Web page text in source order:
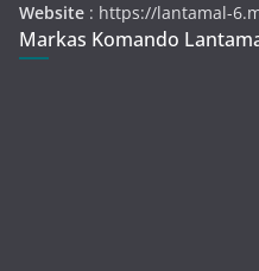
Website : https://lantamal-
Markas Komando